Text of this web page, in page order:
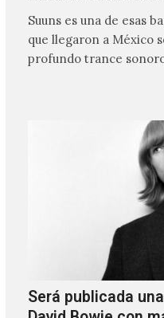
Suuns es una de esas
que llegaron a México
profundo trance
Será publicada